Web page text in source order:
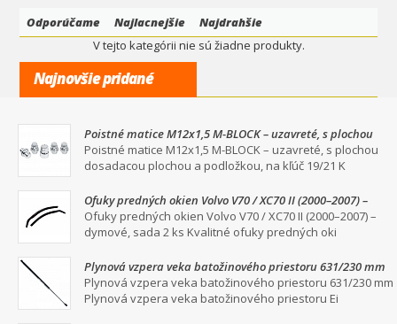
Odporúčame Najlacnejšie
Najdrahšie
V tejto kategórii nie sú žiadne produkty.
Najnovšie pridané
Poistné matice M12x1,5 M-BLOCK – uzavreté, s plochou
dosadacou plochou a podložkou, na kľúč 19/21
Poistné matice M12x1,5 M-BLOCK – uzavreté, s plochou
dosadacou plochou a podložkou, na kľúč 19/21 K
Ofuky predných okien Volvo V70 / XC70 II (2000–2007) –
dymové, sada 2 ks
Ofuky predných okien Volvo V70 / XC70 II (2000–2007) –
dymové, sada 2 ks Kvalitné ofuky predných oki
Plynová vzpera veka batožinového priestoru 631/230 mm
Plynová vzpera veka batožinového priestoru 631/230 mm
Plynová vzpera veka batožinového priestoru Ei